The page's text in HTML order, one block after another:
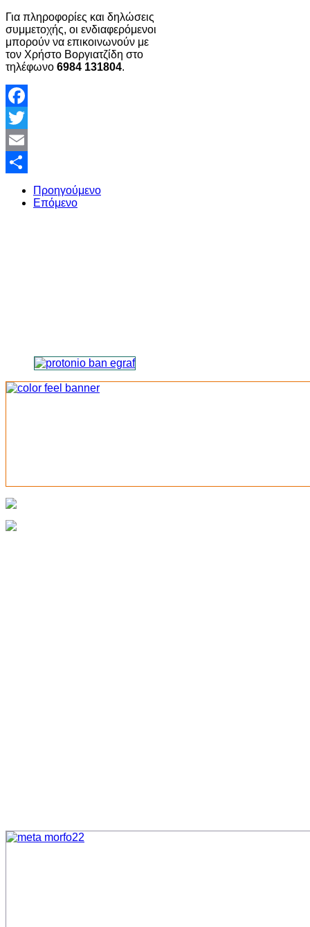
Για πληροφορίες και δηλώσεις
συμμετοχής, οι ενδιαφερόμενοι
μπορούν να επικοινωνούν με
τον Χρήστο Βοργιατζίδη στο
τηλέφωνο 6984 131804.
Facebook
Twitter
Email
Share
Προηγούμενο
Επόμενο